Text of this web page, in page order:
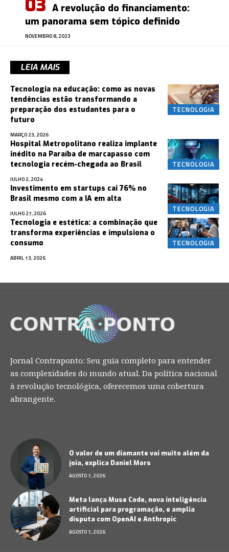
A revolução do financiamento:
um panorama sem tópico definido
NOVEMBRO 8, 2023
LEIA MAIS
TECNOLOGIA
Tecnologia na educação: como as novas
tendências estão transformando a
preparação dos estudantes para o
futuro
MARÇO 23, 2026
TECNOLOGIA
Hospital Metropolitano realiza implante
inédito na Paraíba de marcapasso com
tecnologia recém-chegada ao Brasil
JULHO 2, 2024
TECNOLOGIA
Investimento em startups cai 76% no
Brasil mesmo com a IA em alta
JULHO 27, 2026
TECNOLOGIA
Tecnologia e estética: a combinação que
transforma experiências e impulsiona o
consumo
ABRIL 13, 2026
Jornal Contraponto: Seu guia completo para entender
as complexidades do mundo atual. Da política nacional
à revolução tecnológica, oferecemos uma cobertura
abrangente.
O valor de um diamante vai muito além da
joia, explica Daniel Mors
AGOSTO 7, 2026
Meta lança Muse Code, nova inteligência
artificial para programação, e amplia
disputa com OpenAI e Anthropic
AGOSTO 7, 2026